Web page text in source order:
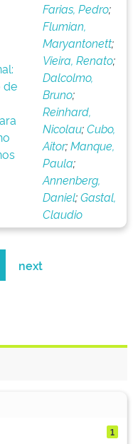
de
Farias, Pedro;
Flumian,
Maryantonett;
Vieira, Renato;
Dalcolmo,
Bruno;
Reinhard,
Nicolau;Cubo,
Aitor;Manque,
Paula;
Annenberg,
Daniel;Gastal,
Claudio
next
1